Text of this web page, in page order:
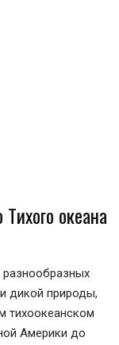
океана
дикой природы,
тихоокеанском
Америки до